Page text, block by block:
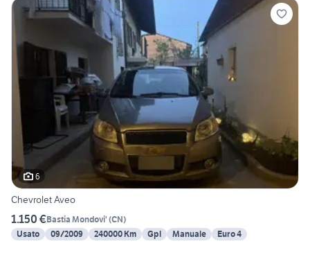
6
Chevrolet Aveo
1.150 €Bastia Mondovi' (CN)
Usato
09/2009 240000 Km Gpl Manuale Euro 4